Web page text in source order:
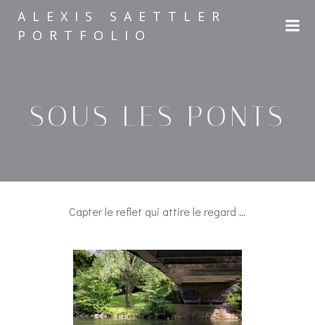
au
ALEXIS SAETTLER
PORTFOLIO
SOUS LES PONTS
Capter le reflet qui attire le regard …